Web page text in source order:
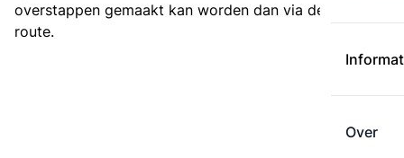
Over
overstappen gemaakt kan worden dan via de kortste
route.